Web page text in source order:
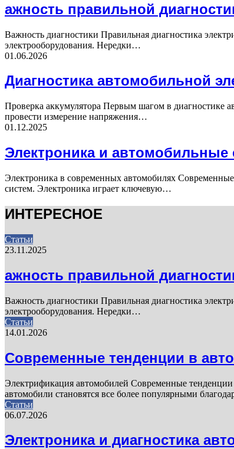
ажность правильной
Важность диагностики Правильная диагностика
электрооборудования. Нередки…
01.06.2026
Диагностика автомобильной
Проверка аккумулятора Первым шагом в диагностике
провести измерение напряжения…
01.12.2025
Электроника и автомобильные
Электроника в современных автомобилях
систем. Электроника играет ключевую…
ИНТЕРЕСНОЕ
Статьи
23.11.2025
ажность правильной
Важность диагностики Правильная диагностика
электрооборудования. Нередки…
Статьи
14.01.2026
Современные тенденции в
Электрификация автомобилей Современные
автомобили становятся все более популярными
Статьи
06.07.2026
Электроника и диагностика